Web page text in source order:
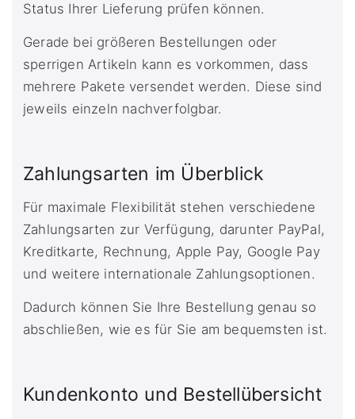
Status Ihrer Lieferung prüfen können.
Gerade bei größeren Bestellungen oder
sperrigen Artikeln kann es vorkommen, dass
mehrere Pakete versendet werden. Diese sind
jeweils einzeln nachverfolgbar.
Zahlungsarten im Überblick
Für maximale Flexibilität stehen verschiedene
Zahlungsarten zur Verfügung, darunter PayPal,
Kreditkarte, Rechnung, Apple Pay, Google Pay
und weitere internationale Zahlungsoptionen.
Dadurch können Sie Ihre Bestellung genau so
abschließen, wie es für Sie am bequemsten ist.
Kundenkonto und Bestellübersicht